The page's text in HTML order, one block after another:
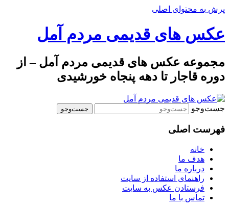
پرش به محتوای اصلی
عکس های قدیمی مردم آمل
مجموعه عکس های قدیمی مردم آمل – از
دوره قاجار تا دهه پنجاه خورشیدی
جست‌وجو
فهرست اصلی
خانه
هدف ما
درباره ما
راهنمای استفاده از سایت
فرستادن عکس به سایت
تماس با ما